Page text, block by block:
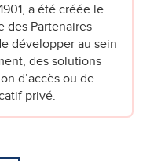
a été créée le
des Partenaires
développer au sein
des solutions
d’accès ou de
privé.